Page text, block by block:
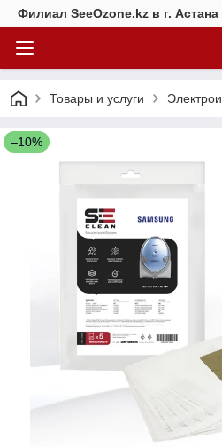
Филиал SeeOzone.kz в г. Астана
Товары и услуги
–10%